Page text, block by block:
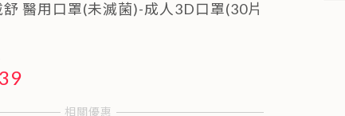
舒 醫用口罩(未滅菌)-成人3D口罩(30片
相關優惠